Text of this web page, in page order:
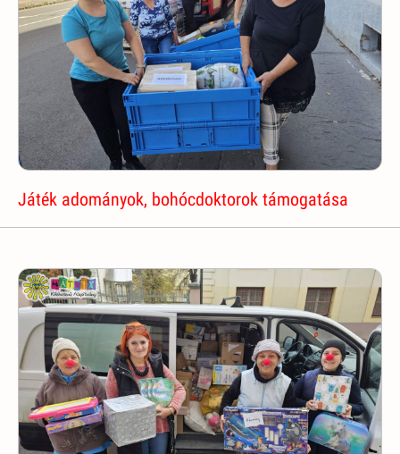
Játék adományok, bohócdoktorok támogatása